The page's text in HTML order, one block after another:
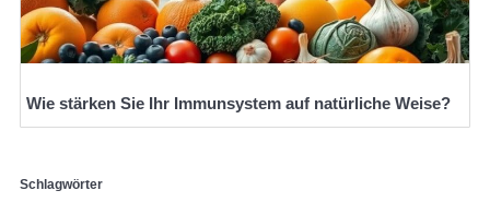
Wie stärken Sie Ihr Immunsystem auf natürliche Weise?
Schlagwörter